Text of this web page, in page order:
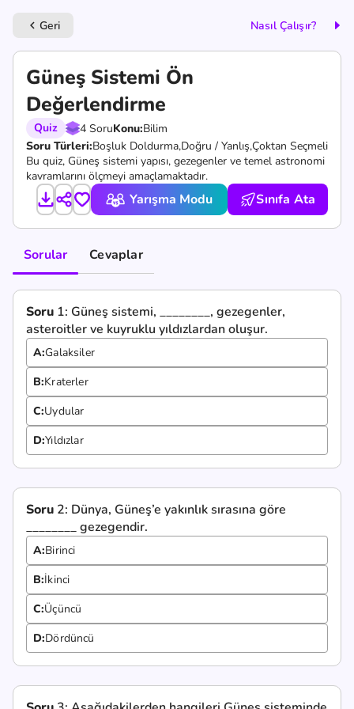
keyboard_arrow_left Geri Nasıl Çalışır?
Güneş Sistemi Ön
Değerlendirme
Quiz 4 SoruKonu:Bilim
Soru Türleri:Boşluk Doldurma,Doğru / Yanlış,Çoktan Seçmeli
Bu quiz, Güneş sistemi yapısı, gezegenler ve temel astronomi
kavramlarını ölçmeyi amaçlamaktadır.
Yarışma Modu Sınıfa Ata
Sorular Cevaplar
Soru 1: Güneş sistemi, ________, gezegenler,
asteroitler ve kuyruklu yıldızlardan oluşur.
A:Galaksiler
B:Kraterler
C:Uydular
D:Yıldızlar
Soru 2: Dünya, Güneş’e yakınlık sırasına göre
________ gezegendir.
A:Birinci
B:İkinci
C:Üçüncü
D:Dördüncü